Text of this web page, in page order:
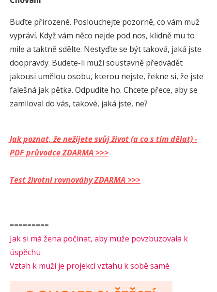
Buďte přirozené. Poslouchejte pozorně, co vám muž
vypráví. Když vám něco nejde pod nos, klidně mu to
mile a taktně sdělte. Nestyďte se být taková, jaká jste
doopravdy. Budete-li muži soustavně předvádět
jakousi umělou osobu, kterou nejste, řekne si, že jste
falešná jak pětka. Odpudíte ho. Chcete přece, aby se
zamiloval do vás, takové, jaká jste, ne?
Jak poznat, že nežijete svůj život (a co s tím dělat) -
PDF průvodce ZDARMA >>>
Test životní rovnováhy ZDARMA >>>
=========
Jak si má žena počínat, aby muže povzbuzovala k
úspěchu
Vztah k muži je projekcí vztahu k sobě samé